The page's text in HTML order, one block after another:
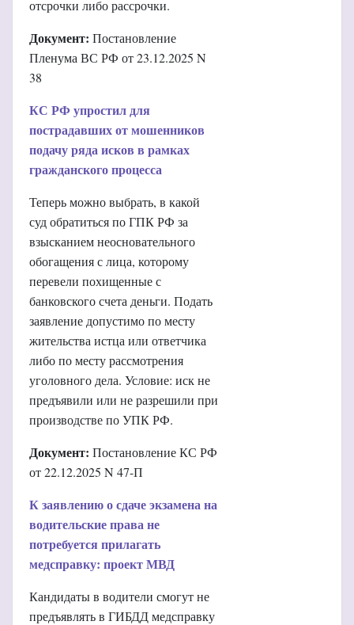
отсрочки либо рассрочки.
Документ: Постановление
Пленума ВС РФ от 23.12.2025 N
38
КС РФ упростил для
пострадавших от мошенников
подачу ряда исков в рамках
гражданского процесса
Теперь можно выбрать, в какой
суд обратиться по ГПК РФ за
взысканием неосновательного
обогащения с лица, которому
перевели похищенные с
банковского счета деньги. Подать
заявление допустимо по месту
жительства истца или ответчика
либо по месту рассмотрения
уголовного дела. Условие: иск не
предъявили или не разрешили при
производстве по УПК РФ.
Документ: Постановление КС РФ
от 22.12.2025 N 47-П
К заявлению о сдаче экзамена на
водительские права не
потребуется прилагать
медсправку: проект МВД
Кандидаты в водители смогут не
предъявлять в ГИБДД медсправку